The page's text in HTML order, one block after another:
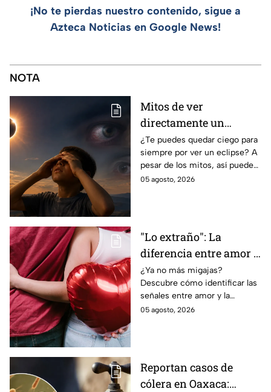
¡No te pierdas nuestro contenido, sigue a
Azteca Noticias en Google News!
NOTA
Mitos de ver
directamente un
eclipse parcial: así
puedes observarlo de
forma segura
¿Te puedes quedar ciego para
siempre por ver un eclipse? A
pesar de los mitos, así puedes
observar un eclipse parcial y
05 agosto, 2026
"Lo extraño": La
diferencia entre amor y
dependencia
emocional
¿Ya no más migajas?
Descubre cómo identificar las
señales entre amor y la
dependencia emocional. Estos
05 agosto, 2026
Reportan casos de
cólera en Oaxaca: